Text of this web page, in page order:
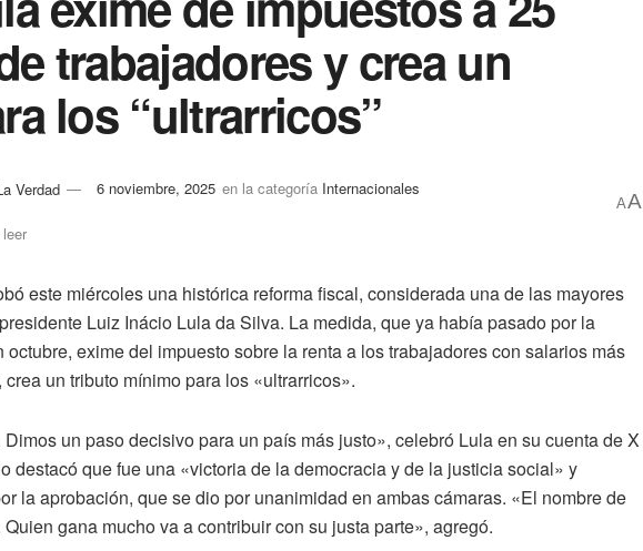
trabajadores y crea un
los “ultrarricos”
Verdad 6 noviembre, 2025 en la categoría Internacionales
AA
este miércoles una histórica reforma fiscal, considerada una de las mayores
Luiz Inácio Lula da Silva. La medida, que ya había pasado por la
exime del impuesto sobre la renta a los trabajadores con salarios más
un tributo mínimo para los «ultrarricos».
un paso decisivo para un país más justo», celebró Lula en su cuenta de X
destacó que fue una «victoria de la democracia y de la justicia social» y
la aprobación, que se dio por unanimidad en ambas cámaras. «El nombre de
gana mucho va a contribuir con su justa parte», agregó.